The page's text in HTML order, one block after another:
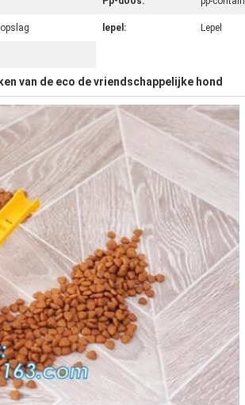
lepel: Lepel
van de eco de vriendschappelijke hond